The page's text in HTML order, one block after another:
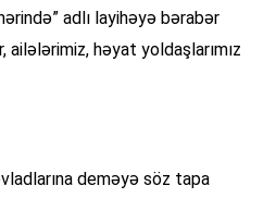
adlı layihəyə bərabər
ailələrimiz, həyat yoldaşlarımız
deməyə söz tapa